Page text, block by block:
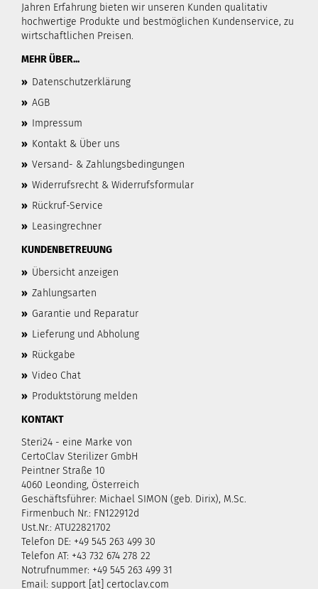
Jahren Erfahrung bieten wir unseren Kunden qualitativ
hochwertige Produkte und bestmöglichen Kundenservice, zu
wirtschaftlichen Preisen.
MEHR ÜBER...
» Datenschutzerklärung
» AGB
» Impressum
» Kontakt & Über uns
» Versand- & Zahlungsbedingungen
» Widerrufsrecht & Widerrufsformular
» Rückruf-Service
» Leasingrechner
KUNDENBETREUUNG
» Übersicht anzeigen
» Zahlungsarten
» Garantie und Reparatur
» Lieferung und Abholung
» Rückgabe
» Video Chat
» Produktstörung melden
KONTAKT
Steri24 - eine Marke von
CertoClav Sterilizer GmbH
Peintner Straße 10
4060 Leonding, Österreich
Geschäftsführer: Michael SIMON (geb. Dirix), M.Sc.
Firmenbuch Nr.: FN122912d
Ust.Nr.: ATU22821702
Telefon DE: +49 545 263 499 30
Telefon AT: +43 732 674 278 22
Notrufnummer: +49 545 263 499 31
Email: support [at] certoclav.com